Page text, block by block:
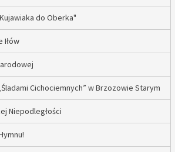
do Oberka"
Iłów
Cichociemnych” w Brzozowie Starym
Niepodległości